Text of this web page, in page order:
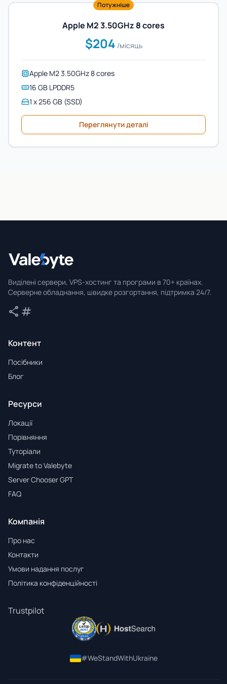
Потужніше
Apple M2 3.50GHz 8 cores
$204 /місяць
Apple M2 3.50GHz 8 cores
16 GB LPDDR5
1 x 256 GB (SSD)
Переглянути деталі
Виділені сервери, VPS-хостинг та програми в 70+ країнах.
Серверне обладнання, швидке розгортання, підтримка 24/7.
share Поділитися
tag
Контент
Посібники
Блог
Ресурси
Локації
Порівняння
Туторіали
Migrate to Valebyte
Server Chooser GPT
FAQ
Компанія
Про нас
Контакти
Умови надання послуг
Політика конфіденційності
Trustpilot
#WeStandWithUkraine